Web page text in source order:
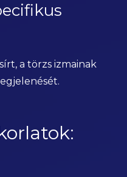
a törzs izmainak